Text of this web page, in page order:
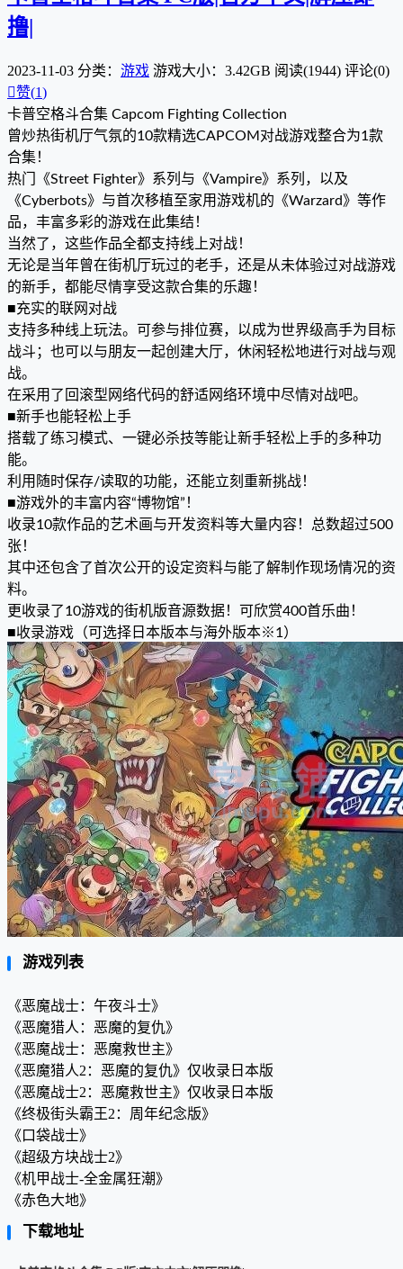
撸|
2023-11-03 分类： 游戏 游戏大小：3.42GB 阅读(1944) 评论(0)
赞(1)
卡普空格斗合集 Capcom Fighting Collection
曾炒热街机厅气氛的10款精选CAPCOM对战游戏整合为1款
合集！
热门《Street Fighter》系列与《Vampire》系列，以及
《Cyberbots》与首次移植至家用游戏机的《Warzard》等作
品，丰富多彩的游戏在此集结！
当然了，这些作品全都支持线上对战！
无论是当年曾在街机厅玩过的老手，还是从未体验过对战游戏
的新手，都能尽情享受这款合集的乐趣！
■充实的联网对战
支持多种线上玩法。可参与排位赛，以成为世界级高手为目标
战斗；也可以与朋友一起创建大厅，休闲轻松地进行对战与观
战。
在采用了回滚型网络代码的舒适网络环境中尽情对战吧。
■新手也能轻松上手
搭载了练习模式、一键必杀技等能让新手轻松上手的多种功
能。
利用随时保存/读取的功能，还能立刻重新挑战！
■游戏外的丰富内容“博物馆”！
收录10款作品的艺术画与开发资料等大量内容！总数超过500
张！
其中还包含了首次公开的设定资料与能了解制作现场情况的资
料。
更收录了10游戏的街机版音源数据！可欣赏400首乐曲！
■收录游戏（可选择日本版本与海外版本※1）
游戏列表
《恶魔战士：午夜斗士》
《恶魔猎人：恶魔的复仇》
《恶魔战士：恶魔救世主》
《恶魔猎人2：恶魔的复仇》仅收录日本版
《恶魔战士2：恶魔救世主》仅收录日本版
《终极街头霸王2：周年纪念版》
《口袋战士》
《超级方块战士2》
《机甲战士-全金属狂潮》
《赤色大地》
下载地址